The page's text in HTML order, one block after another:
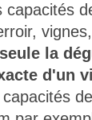
capacités
seule la
d'un